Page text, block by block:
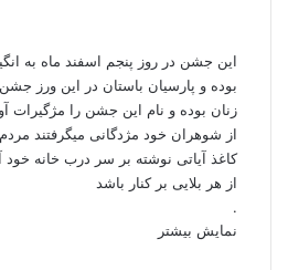
این جشن در روز پنجم اسفند ماه به
بوده و پارسیان باستان در این ورز
زنان بوده و نام این جشن را مژگیرات
از شوهران خود مژدگانی میگرفتند
کاغذ آیاتی نوشته بر سر درب خانه خود
از هر بلایی بر کنار باشد
.
نمایش بیشتر